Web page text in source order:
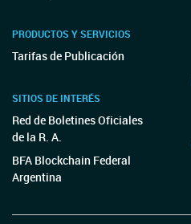
PRODUCTOS Y SERVICIOS
Tarifas de Publicación
SITIOS DE INTERÉS
Red de Boletines Oficiales
de la R. A.
BFA Blockchain Federal
Argentina